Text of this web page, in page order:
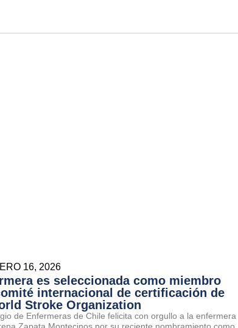
16, 2026
es seleccionada como miembro
internacional de certificación de
Stroke Organization
de Enfermeras de Chile felicita con orgullo a la enfermera
Zapata Montecinos por su reciente nombramiento como...